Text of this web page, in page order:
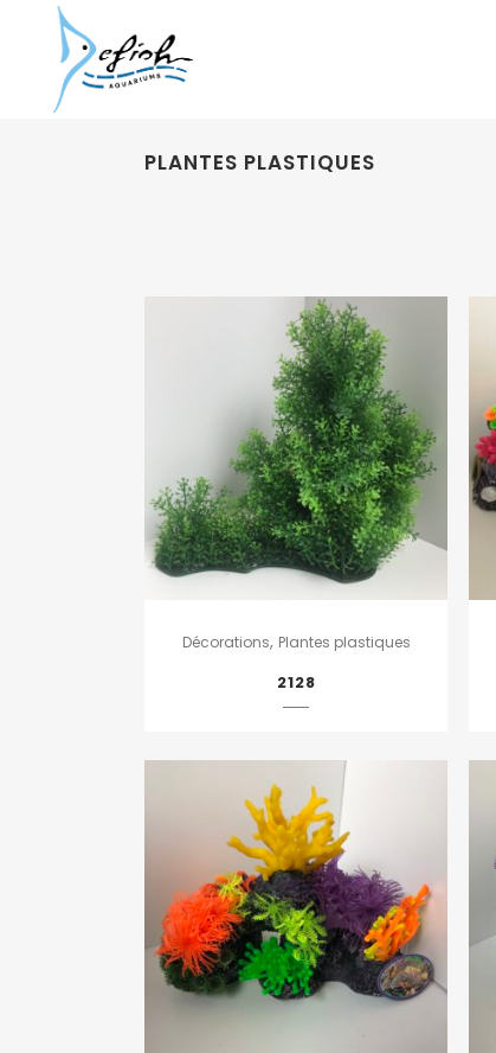
PLANTES PLASTIQUES
Décorations, Plantes plastiques
2128